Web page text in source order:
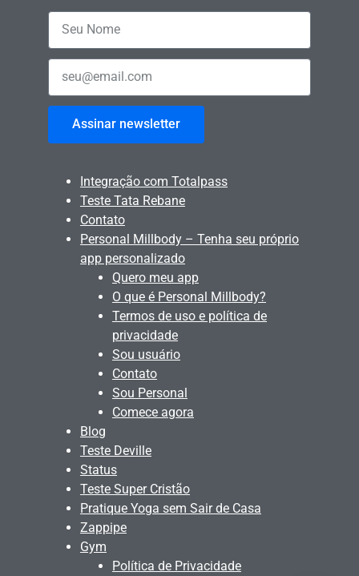
Assinar newsletter
Integração com Totalpass
Teste Tata Rebane
Contato
Personal Millbody – Tenha seu próprio
app personalizado
Quero meu app
O que é Personal Millbody?
Termos de uso e política de
privacidade
Sou usuário
Contato
Sou Personal
Comece agora
Blog
Teste Deville
Status
Teste Super Cristão
Pratique Yoga sem Sair de Casa
Zappipe
Gym
Política de Privacidade